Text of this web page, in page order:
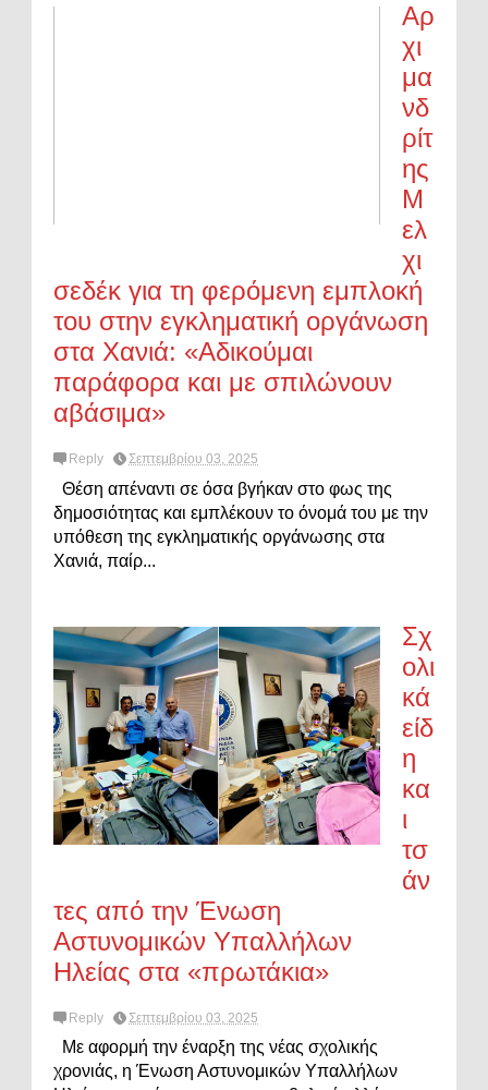
Αρ
χι
μα
νδ
ρίτ
ης
Μ
ελ
χι
σεδέκ για τη φερόμενη εμπλοκή
του στην εγκληματική οργάνωση
στα Χανιά: «Αδικούμαι
παράφορα και με σπιλώνουν
αβάσιμα»
Reply Σεπτεμβρίου 03, 2025
Θέση απέναντι σε όσα βγήκαν στο φως της
δημοσιότητας και εμπλέκουν το όνομά του με την
υπόθεση της εγκληματικής οργάνωσης στα
Χανιά, παίρ...
Σχ
ολι
κά
είδ
η
κα
ι
τσ
άν
τες από την Ένωση
Αστυνομικών Υπαλλήλων
Ηλείας στα «πρωτάκια»
Reply Σεπτεμβρίου 03, 2025
Με αφορμή την έναρξη της νέας σχολικής
χρονιάς, η Ένωση Αστυνομικών Υπαλλήλων